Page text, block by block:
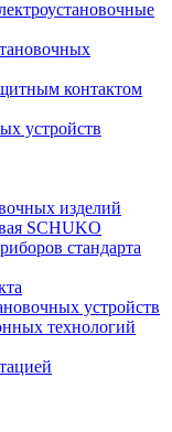
контактом
устройств
изделий
SCHUKO
стандарта
устройств
технологий